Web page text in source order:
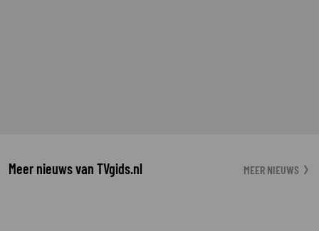
Meer nieuws van TVgids.nl MEER NIEUWS